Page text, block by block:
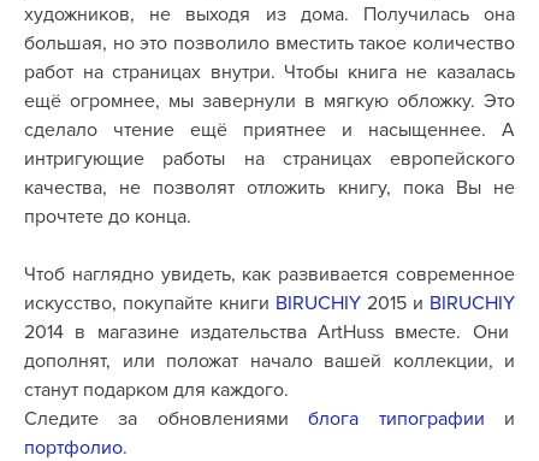
художников, не выходя из дома. Получилась она
большая, но это позволило вместить такое количество
работ на страницах внутри. Чтобы книга не казалась
ещё огромнее, мы завернули в мягкую обложку. Это
сделало чтение ещё приятнее и насыщеннее. А
интригующие работы на страницах европейского
качества, не позволят отложить книгу, пока Вы не
прочтете до конца.
Чтоб наглядно увидеть, как развивается современное
искусство, покупайте книги BIRUCHIY 2015 и BIRUCHIY
2014 в магазине издательстваArtHuss вместе. Они
дополнят, или положат начало вашей коллекции, и
станут подарком для каждого.
Следите за обновлениямиблога типографии и
портфолио.